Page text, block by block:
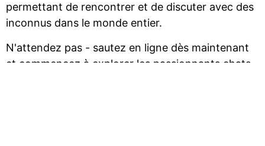
permettant de rencontrer et de discuter avec des
inconnus dans le monde entier.
N'attendez pas - sautez en ligne dès maintenant
et commencez à explorer les passionnants chats